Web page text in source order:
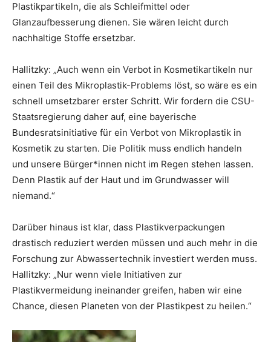
Plastikpartikeln, die als Schleifmittel oder
Glanzaufbesserung dienen. Sie wären leicht durch
nachhaltige Stoffe ersetzbar.
Hallitzky: „Auch wenn ein Verbot in Kosmetikartikeln nur
einen Teil des Mikroplastik-Problems löst, so wäre es ein
schnell umsetzbarer erster Schritt. Wir fordern die CSU-
Staatsregierung daher auf, eine bayerische
Bundesratsinitiative für ein Verbot von Mikroplastik in
Kosmetik zu starten. Die Politik muss endlich handeln
und unsere Bürger*innen nicht im Regen stehen lassen.
Denn Plastik auf der Haut und im Grundwasser will
niemand.“
Darüber hinaus ist klar, dass Plastikverpackungen
drastisch reduziert werden müssen und auch mehr in die
Forschung zur Abwassertechnik investiert werden muss.
Hallitzky: „Nur wenn viele Initiativen zur
Plastikvermeidung ineinander greifen, haben wir eine
Chance, diesen Planeten von der Plastikpest zu heilen.“